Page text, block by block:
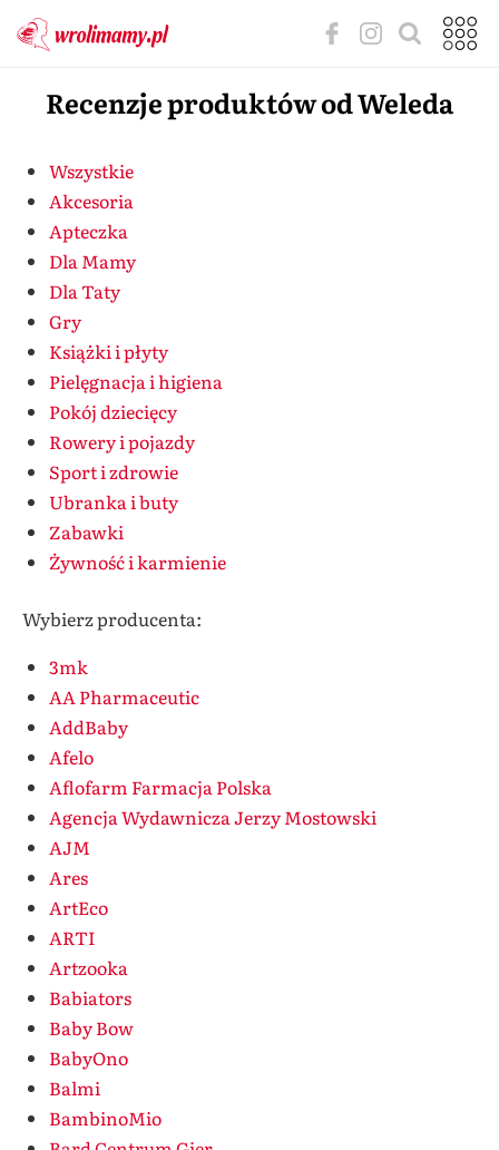
Recenzje produktów od Weleda
Wszystkie
Akcesoria
Apteczka
Dla Mamy
Dla Taty
Gry
Książki i płyty
Pielęgnacja i higiena
Pokój dziecięcy
Rowery i pojazdy
Sport i zdrowie
Ubranka i buty
Zabawki
Żywność i karmienie
Wybierz producenta:
3mk
AA Pharmaceutic
AddBaby
Afelo
Aflofarm Farmacja Polska
Agencja Wydawnicza Jerzy Mostowski
AJM
Ares
ArtEco
ARTI
Artzooka
Babiators
Baby Bow
BabyOno
Balmi
BambinoMio